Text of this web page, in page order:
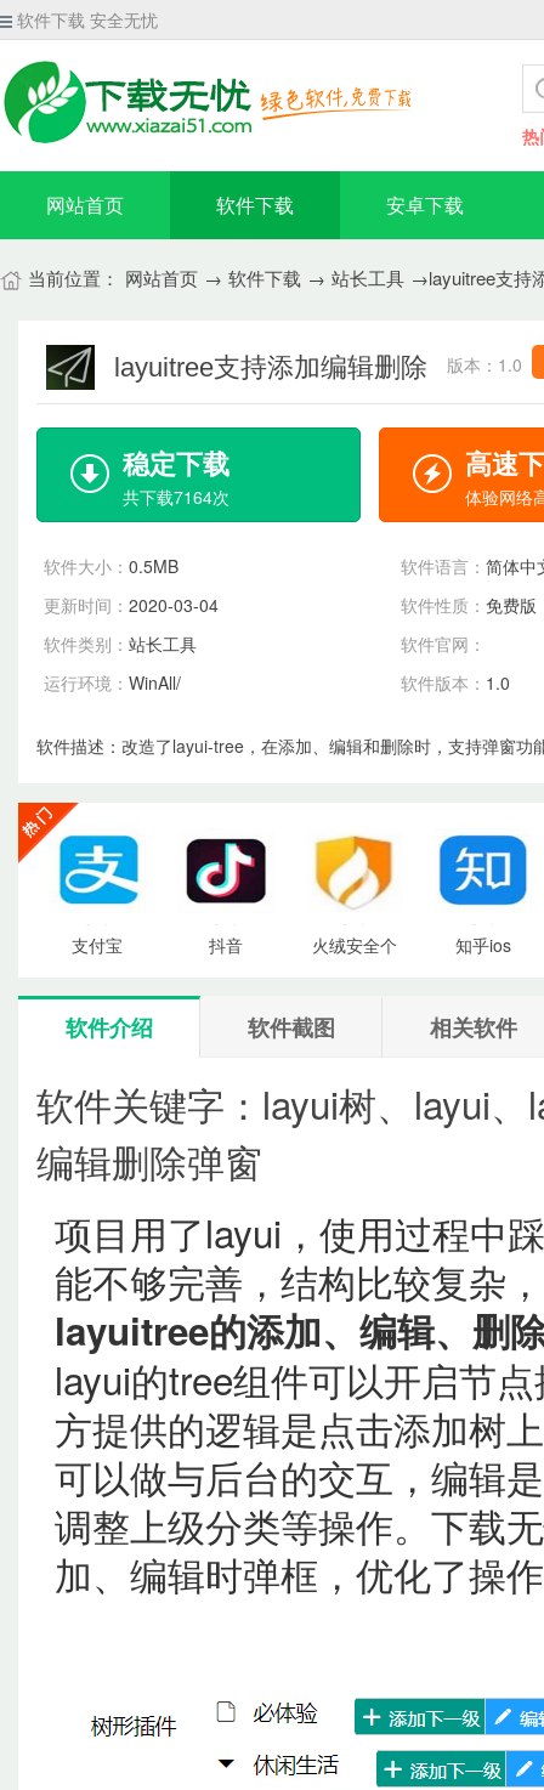
软件下载 安全无忧
热
网站首页 软件下载 安卓下载
当前位置： 网站首页 → 软件下载 → 站长工具 →layuitree支持
layuitree支持添加编辑删除 版本：1.0
稳定下载
共下载7164次
高速
体验网络
软件大小： 0.5MB 软件语言： 简体中
更新时间： 2020-03-04 软件性质： 免费版
软件类别： 站长工具
软件官网：
运行环境： WinAll/ 软件版本： 1.0
软件描述： 改造了layui-tree，在添加、编辑和删除时，支持弹窗功
点击
支付宝
点击
抖音
点击
火绒安全个
点击
知乎ios
软件介绍 软件截图 相关软件
软件关键字：layui树、layui
编辑删除弹窗
项目用了layui，使用过程中
能不够完善，结构比较复杂
layuitree的添加、编辑、删
layui的tree组件可以开启节
方提供的逻辑是点击添加树
可以做与后台的交互，编辑
调整上级分类等操作。下载
加、编辑时弹框，优化了操